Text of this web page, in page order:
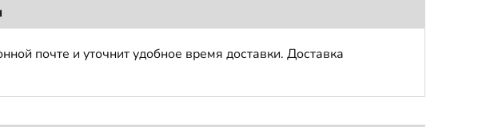
почте и уточнит удобное время доставки. Доставка